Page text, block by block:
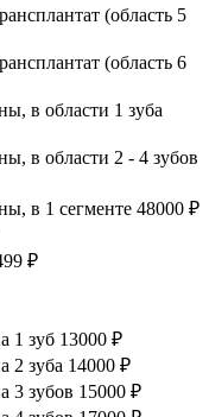
(область 5
(область 6
в области 1 зуба
в области 2 - 4 зубов
в 1 сегменте 48000 ₽
₽
1 зуб 13000 ₽
2 зуба 14000 ₽
3 зубов 15000 ₽